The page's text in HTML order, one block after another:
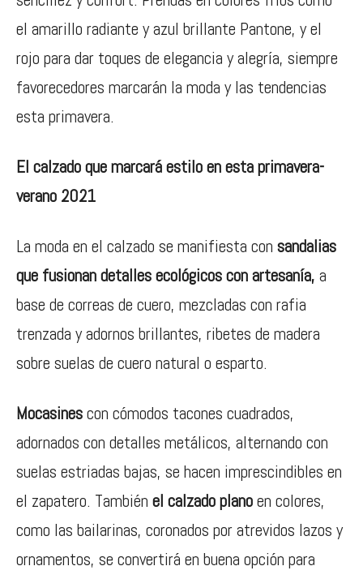
el amarillo radiante y azul brillante Pantone, y el
rojo para dar toques de elegancia y alegría, siempre
favorecedores marcarán la moda y las tendencias
esta primavera.
El calzado que marcará estilo en esta primavera-
verano 2021
La moda en el calzado se manifiesta con sandalias
que fusionan detalles ecológicos con artesanía, a
base de correas de cuero, mezcladas con rafia
trenzada y adornos brillantes, ribetes de madera
sobre suelas de cuero natural o esparto.
Mocasinescon cómodos tacones cuadrados,
adornados con detalles metálicos, alternando con
suelas estriadas bajas, se hacen imprescindibles en
el zapatero. También el calzado planoen colores,
como las bailarinas, coronados por atrevidos lazos y
ornamentos, se convertirá en buena opción para